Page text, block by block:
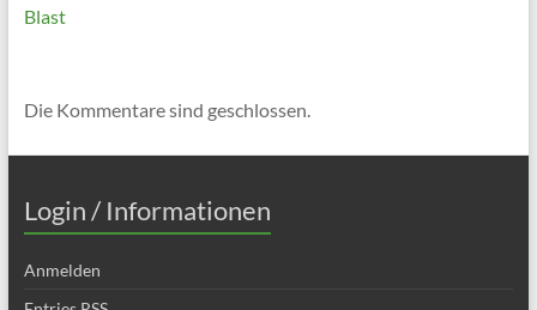
Blast
Die Kommentare sind geschlossen.
Login / Informationen
Anmelden